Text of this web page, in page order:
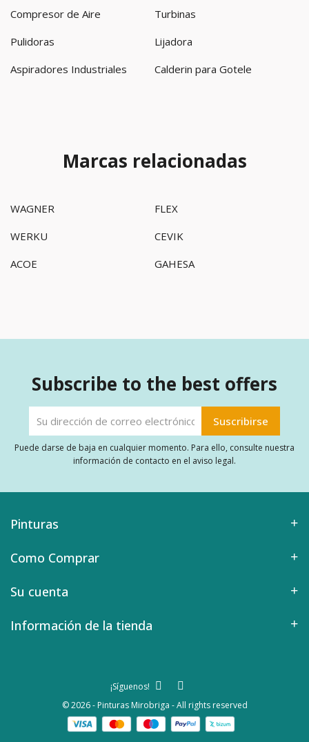
Compresor de Aire
Turbinas
Pulidoras
Lijadora
Aspiradores Industriales
Calderin para Gotele
Marcas relacionadas
WAGNER
FLEX
WERKU
CEVIK
ACOE
GAHESA
Subscribe to the best offers
Puede darse de baja en cualquier momento. Para ello, consulte nuestra
información de contacto en el aviso legal.
Pinturas
Como Comprar
Su cuenta
Información de la tienda
© 2026 - Pinturas Mirobriga - All rights reserved
¡Síguenos!